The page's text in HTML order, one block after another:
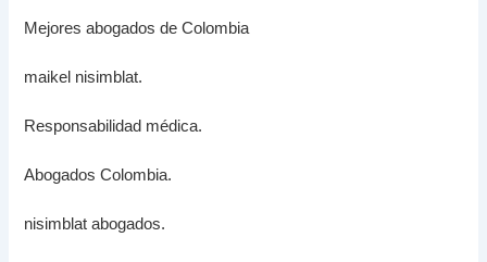
Mejores abogados de Colombia
maikel nisimblat.
Responsabilidad médica.
Abogados Colombia.
nisimblat abogados.